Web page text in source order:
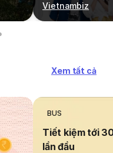
Vietnambiz
Xem tất cả
BUS
Tiết kiệm tới
lần đầu